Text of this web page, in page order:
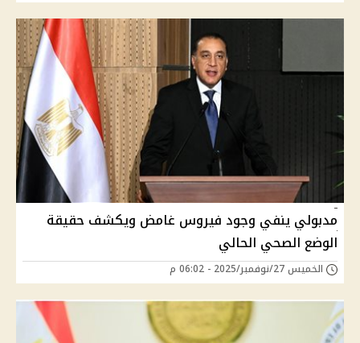
مدبولي ينفي وجود فيروس غامض ويكشف حقيقة
الوضع الصحي الحالي
الخميس 27/نوفمبر/2025 - 06:02 م